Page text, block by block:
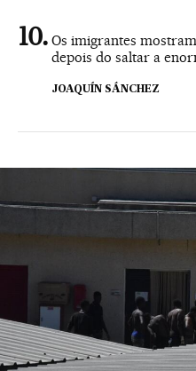
Os imigrantes
depois do saltar a
JOAQUÍN SÁNCHEZ